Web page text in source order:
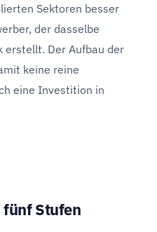
Sektoren besser
der dasselbe
erstellt. Der Aufbau der
keine reine
eine Investition in
fünf Stufen